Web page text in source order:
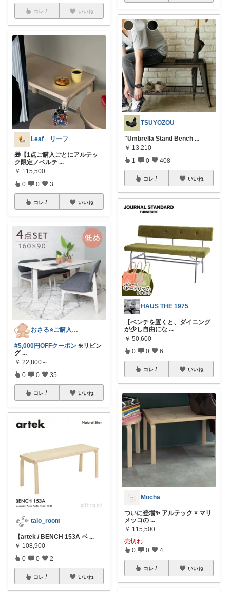
コレ いいね
Leaf リーフ
🎁【1点ご購入ごとにアルテッ
ク限定ノベルテ ...
￥ 115,500
0 0 3
コレ いいね
おさる⭐ご購入感謝🐹
#5,000円OFFクーポン ❇️リビン
グ ...
￥ 22,800～
0 0 35
コレ いいね
talo_room
【artek / BENCH 153A ベ ...
￥ 108,900
0 0 2
コレ いいね
TSUYOZOU
"Umbrella Stand Bench ...
￥ 13,210
1 0 408
コレ いいね
HAUS THE 1975
【ベンチを置くと、ダイニング
が少し自由にな ...
￥ 50,600
0 0 6
コレ いいね
Mocha
ついに登場✨ アルテック × マリ
メッコの ...
￥ 115,500
売切れ
0 0 4
コレ いいね